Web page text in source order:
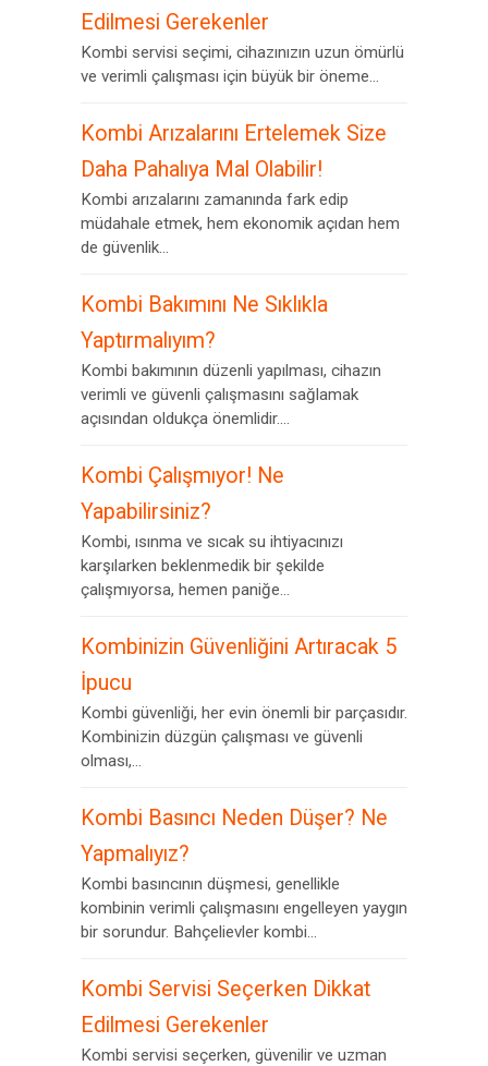
Edilmesi Gerekenler
Kombi servisi seçimi, cihazınızın uzun ömürlü
ve verimli çalışması için büyük bir öneme...
Kombi Arızalarını Ertelemek Size
Daha Pahalıya Mal Olabilir!
Kombi arızalarını zamanında fark edip
müdahale etmek, hem ekonomik açıdan hem
de güvenlik...
Kombi Bakımını Ne Sıklıkla
Yaptırmalıyım?
Kombi bakımının düzenli yapılması, cihazın
verimli ve güvenli çalışmasını sağlamak
açısından oldukça önemlidir....
Kombi Çalışmıyor! Ne
Yapabilirsiniz?
Kombi, ısınma ve sıcak su ihtiyacınızı
karşılarken beklenmedik bir şekilde
çalışmıyorsa, hemen paniğe...
Kombinizin Güvenliğini Artıracak 5
İpucu
Kombi güvenliği, her evin önemli bir parçasıdır.
Kombinizin düzgün çalışması ve güvenli
olması,...
Kombi Basıncı Neden Düşer? Ne
Yapmalıyız?
Kombi basıncının düşmesi, genellikle
kombinin verimli çalışmasını engelleyen yaygın
bir sorundur. Bahçelievler kombi...
Kombi Servisi Seçerken Dikkat
Edilmesi Gerekenler
Kombi servisi seçerken, güvenilir ve uzman